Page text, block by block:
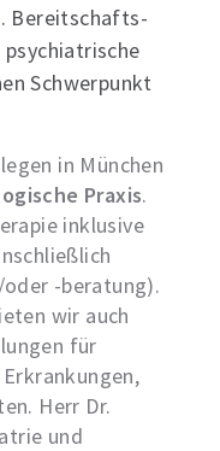
Bereitschafts-
Schwerpunkt
in München
Praxis.
inklusive
-beratung).
wir auch
für
Herr Dr.
und